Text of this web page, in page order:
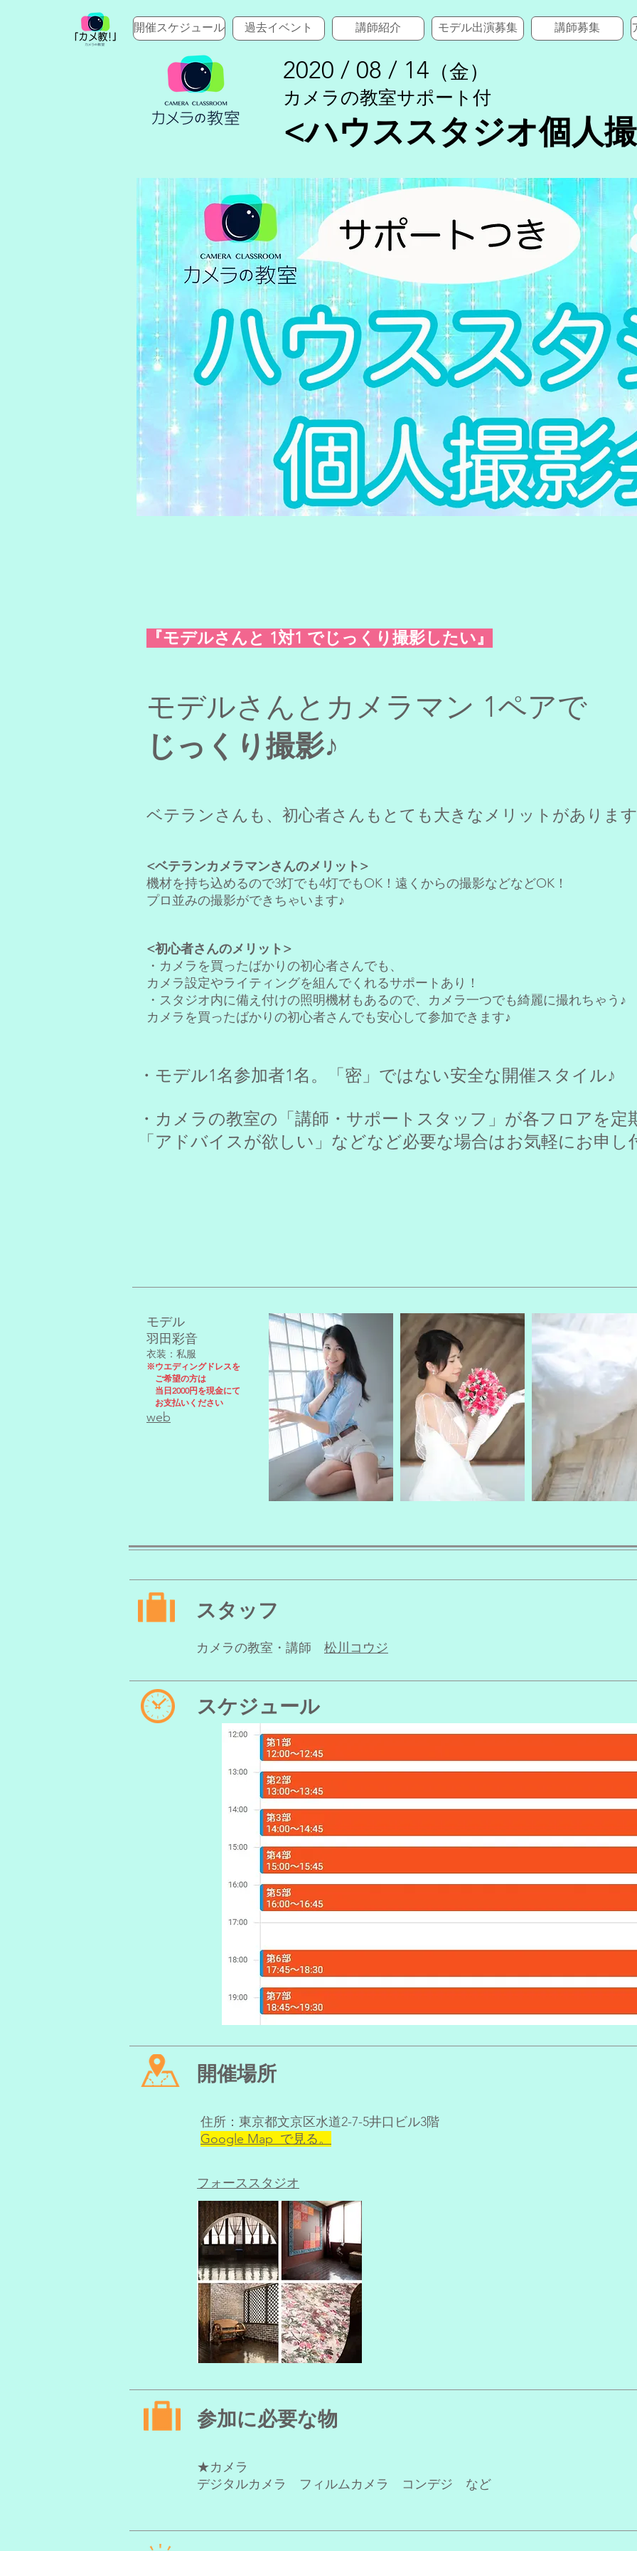
開催スケジュール 過去イベント 講師紹介 モデル出演募集 講師募集
2020 / 08 / 14 （金）
カメラの教室サポート付
<ハウススタジオ個人
『モデルさんと 1対1 でじっくり撮影したい』
モデルさんとカメラマン 1ペアで
じっくり撮影♪
ベテランさんも、初心者さんもとても大きなメリットがありま
<ベテランカメラマンさんのメリット>
​機材を持ち込めるので3灯でも4灯でもOK！遠くからの撮影などなどOK！
プロ並みの撮影ができちゃいます♪
<初心者さんのメリット>
・カメラを買ったばかりの初心者さんでも、
カメラ設定やライティングを組んでくれるサポートあり！
・スタジオ内に備え付けの照明機材もあるので、カメラ一つでも綺麗に撮れちゃう♪
カメラを買ったばかりの初心者さんでも安心して参加できます♪​
・モデル1名参加者1名。「密」ではない安全な開催スタイル♪
・カメラの教室の「講師・サポートスタッフ」が各フロアを
「アドバイスが欲しい」などなど必要な場合はお気軽にお申し
モデル
羽田彩音
​衣装：私服
※ウエディングドレスを
ご希望の方は
当日2000円を現金にて
​ お支払いください
web
スタッフ
カメラの教室・講師 松川コウジ
スケジュール
開催場所
住所：東京都文京区水道2-7-5井口ビル3階
Google Map で見る。
フォーススタジオ​​
参加に必要な物
★カメラ
デジタルカメラ フィルムカメラ コンデジ など